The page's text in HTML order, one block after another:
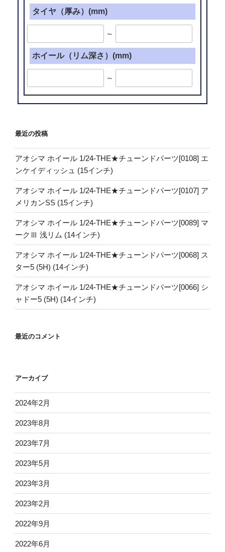
タイヤ（厚み）(mm)
～
ホイール（リム深さ）(mm)
～
最近の投稿
アオシマ ホイール 1/24-THE★チューンドパーツ[0108] エ
ンケイディッシュ (15インチ)
アオシマ ホイール 1/24-THE★チューンドパーツ[0107] ア
メリカンSS (15インチ)
アオシマ ホイール 1/24-THE★チューンドパーツ[0089] マ
ークⅢ 浅リム (14インチ)
アオシマ ホイール 1/24-THE★チューンドパーツ[0068] ス
ター5 (5H) (14インチ)
アオシマ ホイール 1/24-THE★チューンドパーツ[0066] シ
ャドー5 (5H) (14インチ)
最近のコメント
アーカイブ
2024年2月
2023年8月
2023年7月
2023年5月
2023年3月
2023年2月
2022年9月
2022年6月